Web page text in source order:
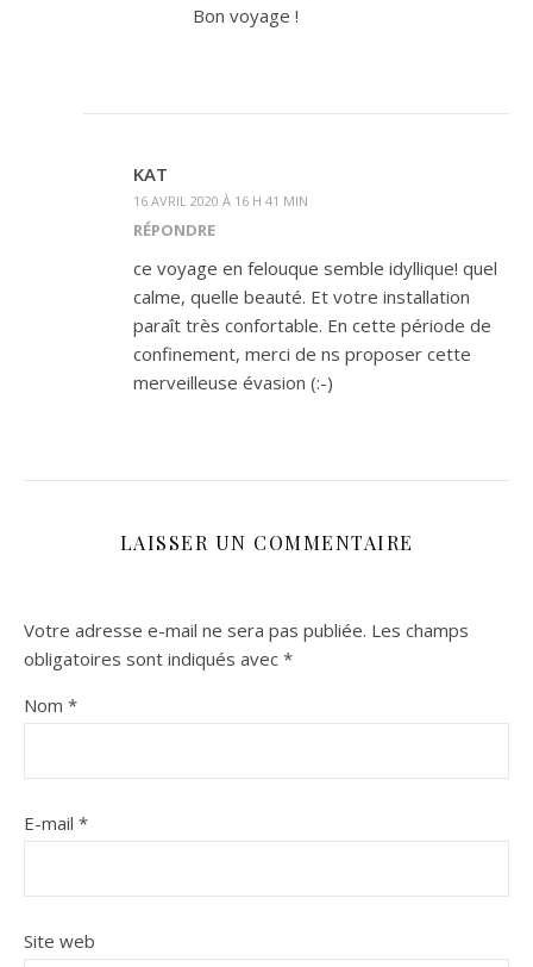
Bon voyage !
KAT
16 AVRIL 2020 À 16 H 41 MIN
RÉPONDRE
ce voyage en felouque semble idyllique! quel
calme, quelle beauté. Et votre installation
paraît très confortable. En cette période de
confinement, merci de ns proposer cette
merveilleuse évasion (:-)
LAISSER UN COMMENTAIRE
Votre adresse e-mail ne sera pas publiée. Les champs
obligatoires sont indiqués avec *
Nom *
E-mail *
Site web